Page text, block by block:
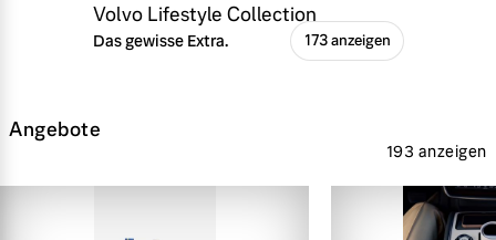
Volvo Lifestyle Collection
Das gewisse Extra. 173 anzeigen
Angebote
193 anzeigen